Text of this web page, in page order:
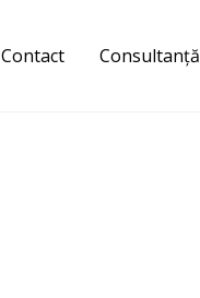
Contact Consultanță